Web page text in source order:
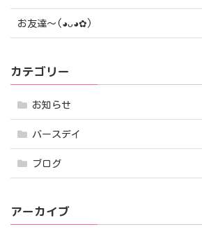
お友達〜(⁠◕⁠ᴗ⁠◕⁠✿⁠)
カテゴリー
お知らせ
バースデイ
ブログ
アーカイブ